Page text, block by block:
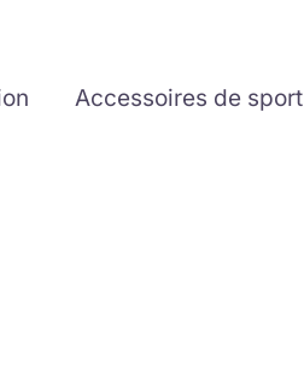
Accessoires de sport